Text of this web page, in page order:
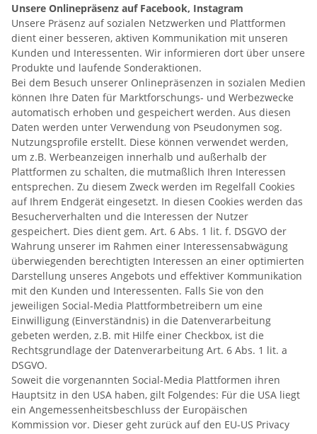
Unsere Onlinepräsenz auf Facebook, Instagram
Unsere Präsenz auf sozialen Netzwerken und Plattformen
dient einer besseren, aktiven Kommunikation mit unseren
Kunden und Interessenten. Wir informieren dort über unsere
Produkte und laufende Sonderaktionen.
Bei dem Besuch unserer Onlinepräsenzen in sozialen Medien
können Ihre Daten für Marktforschungs- und Werbezwecke
automatisch erhoben und gespeichert werden. Aus diesen
Daten werden unter Verwendung von Pseudonymen sog.
Nutzungsprofile erstellt. Diese können verwendet werden,
um z.B. Werbeanzeigen innerhalb und außerhalb der
Plattformen zu schalten, die mutmaßlich Ihren Interessen
entsprechen. Zu diesem Zweck werden im Regelfall Cookies
auf Ihrem Endgerät eingesetzt. In diesen Cookies werden das
Besucherverhalten und die Interessen der Nutzer
gespeichert. Dies dient gem. Art. 6 Abs. 1 lit. f. DSGVO der
Wahrung unserer im Rahmen einer Interessensabwägung
überwiegenden berechtigten Interessen an einer optimierten
Darstellung unseres Angebots und effektiver Kommunikation
mit den Kunden und Interessenten. Falls Sie von den
jeweiligen Social-Media Plattformbetreibern um eine
Einwilligung (Einverständnis) in die Datenverarbeitung
gebeten werden, z.B. mit Hilfe einer Checkbox, ist die
Rechtsgrundlage der Datenverarbeitung Art. 6 Abs. 1 lit. a
DSGVO.
Soweit die vorgenannten Social-Media Plattformen ihren
Hauptsitz in den USA haben, gilt Folgendes: Für die USA liegt
ein Angemessenheitsbeschluss der Europäischen
Kommission vor. Dieser geht zurück auf den EU-US Privacy